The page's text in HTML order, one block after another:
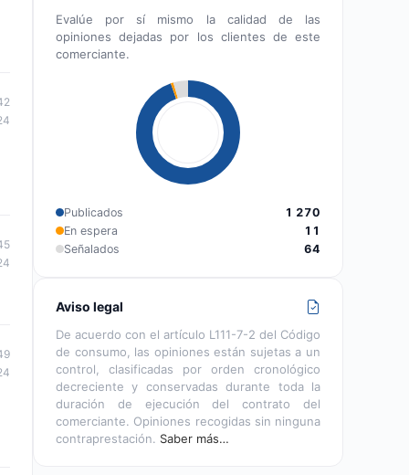
Evalúe por sí mismo la calidad de las
opiniones dejadas por los clientes de este
comerciante.
Publicados
1 270
En espera
11
Señalados
64
Aviso legal
De acuerdo con el artículo L111-7-2 del Código
de consumo, las opiniones están sujetas a un
control, clasificadas por orden cronológico
decreciente y conservadas durante toda la
duración de ejecución del contrato del
comerciante. Opiniones recogidas sin ninguna
contraprestación. Saber más…